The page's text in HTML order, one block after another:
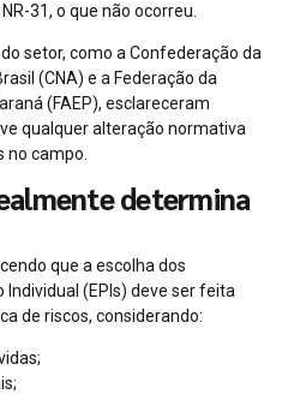
31, o que não ocorreu.
setor, como a Confederação da
(CNA) e a Federação da
(FAEP), esclareceram
qualquer alteração normativa
no campo.
determina
que a escolha dos
(EPIs) deve ser feita
de riscos, considerando: